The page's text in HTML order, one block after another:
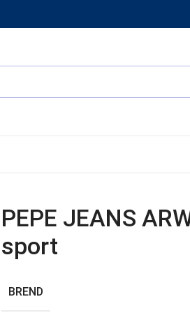
PEPE JEANS
sport
BREND